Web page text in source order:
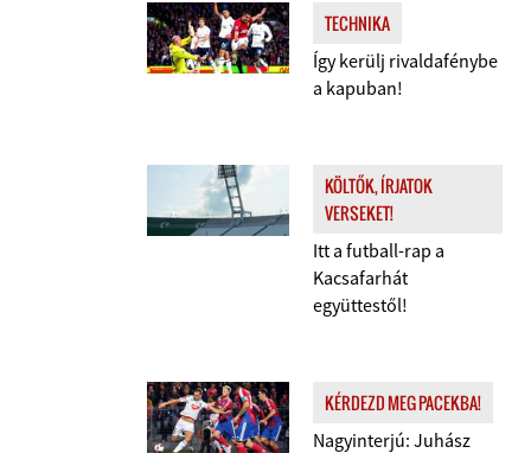
TECHNIKA
Így kerülj rivaldafénybe
a kapuban!
KÖLTŐK, ÍRJATOK
VERSEKET!
Itt a futball-rap a
Kacsafarhát
együttestől!
KÉRDEZD MEG PACEKBA!
Nagyinterjú: Juhász